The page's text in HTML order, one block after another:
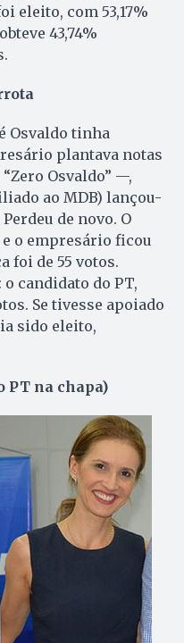
eleito, com 53,17%
43,74%
Osvaldo tinha
plantava notas
Osvaldo” —,
ao MDB) lançou-
de novo. O
e o empresário ficou
foi de 55 votos.
candidato do PT,
Se tivesse apoiado
sido eleito,
PT na chapa)